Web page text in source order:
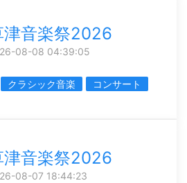
津音楽祭2026
08-08 04:39:05
クラシック音楽
コンサート
津音楽祭2026
08-07 18:44:23